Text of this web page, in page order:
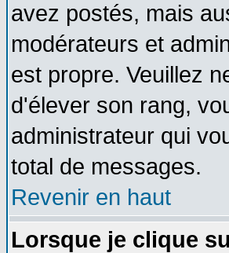
avez postés, mais
modérateurs et
est propre. Veuillez
d'élever son rang,
administrateur qui
total de messages.
Revenir en haut
Lorsque je clique